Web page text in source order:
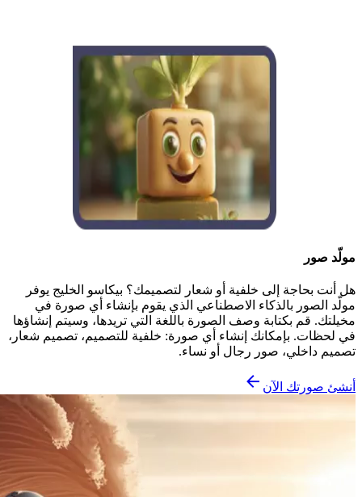
مولّد صور
هل أنت بحاجة إلى خلفية أو شعار لتصميمك؟ بيكاسو الخليج يوفر
مولّد الصور بالذكاء الاصطناعي الذي يقوم بإنشاء أي صورة في
مخيلتك. قم بكتابة وصف الصورة باللغة التي تريدها، وسيتم إنشاؤها
في لحظات. بإمكانك إنشاء أي صورة: خلفية للتصميم، تصميم شعار،
تصميم داخلي، صور رجال أو نساء.
أنشئ صورتك الآن